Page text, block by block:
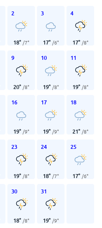
2
18° /7°
3
17° /6°
4
17° /8°
9
20° /8°
10
19° /8°
11
19° /8°
16
19° /9°
17
19° /9°
18
21° /8°
23
19° /8°
24
18° /7°
25
17° /6°
30
18° /8°
31
19° /9°